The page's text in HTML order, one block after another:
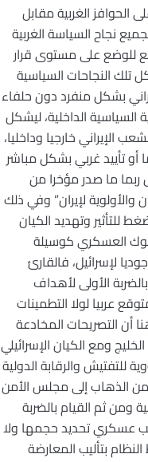
الغربية مقابل
نجاح السياسة الغربية
للوضع على مستوى قرار
تلك النجاحات السياسية
بشكل منفرد دون حلفاء
السياسية الداخلية، ليشكل
وكروبي” وأنصارهما من المجتمع الإيراني بما يعادل ما نسبته 40% من الشعب الإيراني خارجيا وداخليا،
أو تأييد غربي بشكل مباشر
ما صدر مؤخرا من
لإيران” وفي ذلك
للتأثير وتهديد الكيان
العسكري كوسيلة
لإسرائيل، فالقارئ
الأولى لأهداف
عربيا لولا التطمينات
أن التصريحات المخادعة
ومع الكيان الإسرائيلي
للتفتيش والرقابة الدولية
من الذهاب إلى مجلس الأمن
ومن ثم القيام بالضربة
عسكري تحديد حجمها ولا
بتأليب المعارضة